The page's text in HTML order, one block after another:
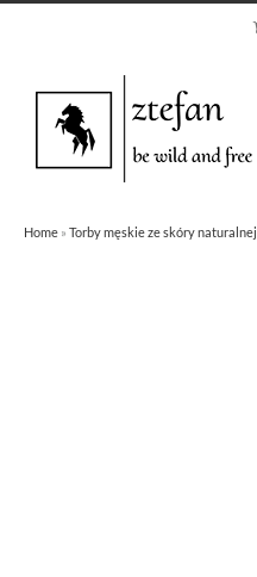
content
Home» Torby męskie ze skóry naturalnej